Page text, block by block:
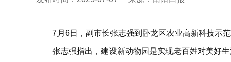
7月6日，副市长张志强到卧龙区农业高新科技示
张志强指出，建设新动物园是实现老百姓对美好